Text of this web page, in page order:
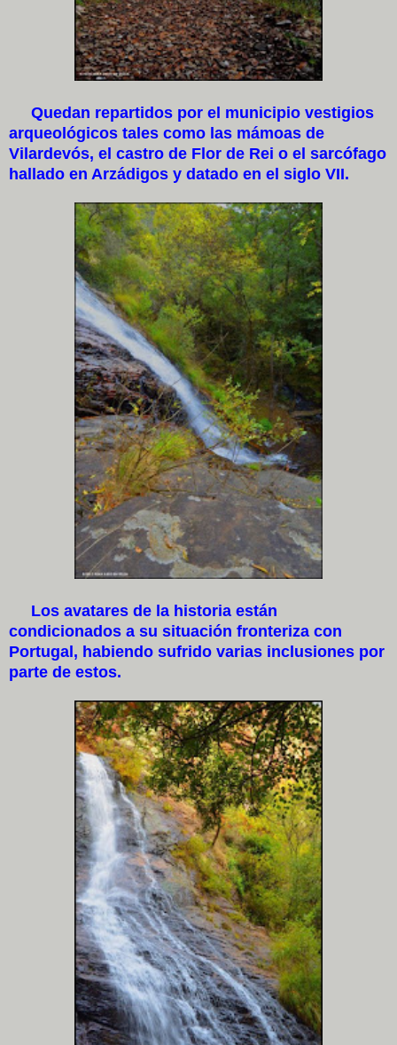
Quedan repartidos por el municipio vestigios
arqueológicos tales como las mámoas de
Vilardevós, el castro de Flor de Rei o el sarcófago
hallado en Arzádigos y datado en el siglo VII.
Los avatares de la historia están
condicionados a su situación fronteriza con
Portugal, habiendo sufrido varias inclusiones por
parte de estos.